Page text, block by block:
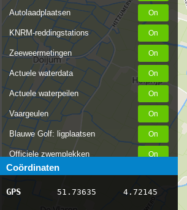
Autolaadplaatsen
KNRM-reddingstations
Zeeweermetingen
Actuele waterdata
Actuele waterpeilen
Vaargeulen
Blauwe Golf: ligplaatsen
Officiele zwemplekken
Stremmingen/hinder
AIS scheepsposities
Coördinaten
GPS 51.73635 4.72145